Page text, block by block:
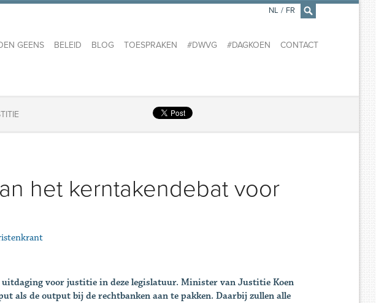
×
GEENS BELEID BLOG TOESPRAKEN #DWVG #DAGKOEN CONTACT
NL / FR
het kerntakendebat voor
voor justitie in deze legislatuur. Minister van Justitie Koen
als de output bij de rechtbanken aan te pakken. Daarbij zullen alle